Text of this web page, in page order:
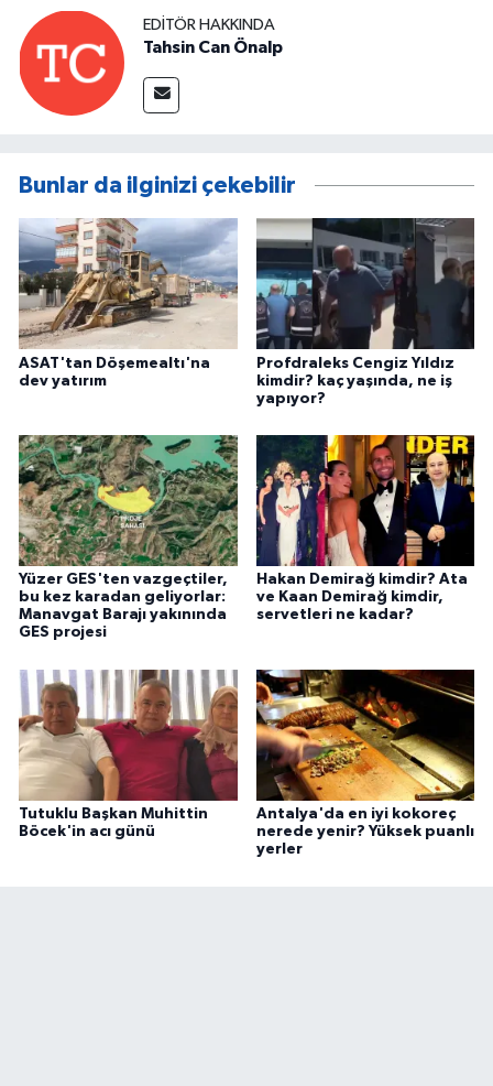
EDITÖR HAKKINDA
Tahsin Can Önalp
Bunlar da ilginizi çekebilir
ASAT'tan Döşemealtı'na
dev yatırım
Profdraleks Cengiz Yıldız
kimdir? kaç yaşında, ne iş
yapıyor?
Yüzer GES'ten vazgeçtiler,
bu kez karadan geliyorlar:
Manavgat Barajı yakınında
GES projesi
Hakan Demirağ kimdir? Ata
ve Kaan Demirağ kimdir,
servetleri ne kadar?
Tutuklu Başkan Muhittin
Böcek'in acı günü
Antalya'da en iyi kokoreç
nerede yenir? Yüksek puanlı
yerler